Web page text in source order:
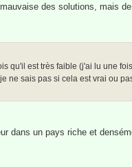
des solutions, mais de
qu'il est très faible (j'ai lu une
ne sais pas si cela est vrai ou
dans un pays riche et